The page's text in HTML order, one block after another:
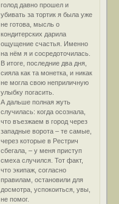
голод давно прошел и
убивать за тортик я была уже
не готова, мысль о
кондитерских дарила
ощущение счастья. Именно
на нём я и сосредоточилась.
В итоге, последние два дня,
сияла как та монетка, и никак
не могла свою неприличную
улыбку погасить.
А дальше полная жуть
случилась: когда осознала,
что въезжаем в город через
западные ворота – те самые,
через которые в Рестрич
сбегала, – у меня приступ
смеха случился. Тот факт,
что экипаж, согласно
правилам, остановили для
досмотра, успокоиться, увы,
не помог.